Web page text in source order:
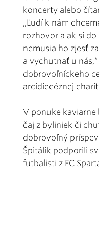
koncerty alebo
„Ľudí k nám
rozhovor a ak si
nemusia ho zjesť
a vychutnať u
dobrovoľníckeho
arcidiecéznej
V ponuke kaviarne
čaj z byliniek či
dobrovoľný
Špitálik podporili
futbalisti z FC